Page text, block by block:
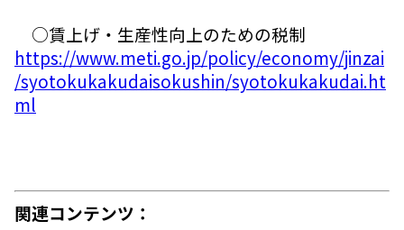
○賃上げ・生産性向上のための税制
https://www.meti.go.jp/policy/economy/jinzai
/syotokukakudaisokushin/syotokukakudai.ht
ml
関連コンテンツ：